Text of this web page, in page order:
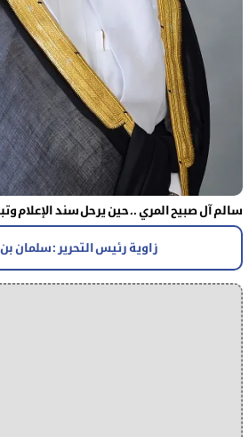
سالم آل صبيح المري .. حين يرحل سند الإعلام
زاوية رئيس التحرير : سلمان